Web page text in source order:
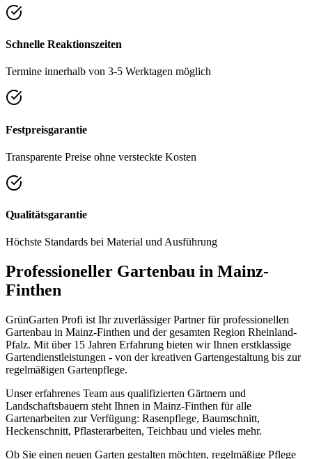
Schnelle Reaktionszeiten
Termine innerhalb von 3-5 Werktagen möglich
Festpreisgarantie
Transparente Preise ohne versteckte Kosten
Qualitätsgarantie
Höchste Standards bei Material und Ausführung
Professioneller Gartenbau in Mainz-
Finthen
GrünGarten Profi ist Ihr zuverlässiger Partner für professionellen
Gartenbau in Mainz-Finthen und der gesamten Region Rheinland-
Pfalz. Mit über 15 Jahren Erfahrung bieten wir Ihnen erstklassige
Gartendienstleistungen - von der kreativen Gartengestaltung bis zur
regelmäßigen Gartenpflege.
Unser erfahrenes Team aus qualifizierten Gärtnern und
Landschaftsbauern steht Ihnen in Mainz-Finthen für alle
Gartenarbeiten zur Verfügung: Rasenpflege, Baumschnitt,
Heckenschnitt, Pflasterarbeiten, Teichbau und vieles mehr.
Ob Sie einen neuen Garten gestalten möchten, regelmäßige Pflege